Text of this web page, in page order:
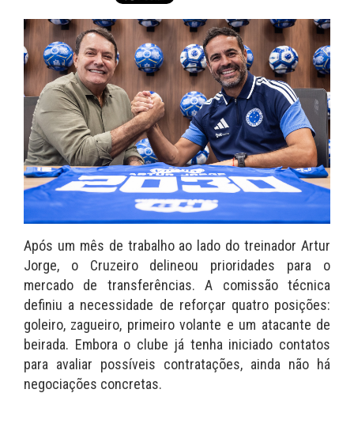
Após um mês de trabalho ao lado do treinador Artur
Jorge, o Cruzeiro delineou prioridades para o
mercado de transferências. A comissão técnica
definiu a necessidade de reforçar quatro posições:
goleiro, zagueiro, primeiro volante e um atacante de
beirada. Embora o clube já tenha iniciado contatos
para avaliar possíveis contratações, ainda não há
negociações concretas.